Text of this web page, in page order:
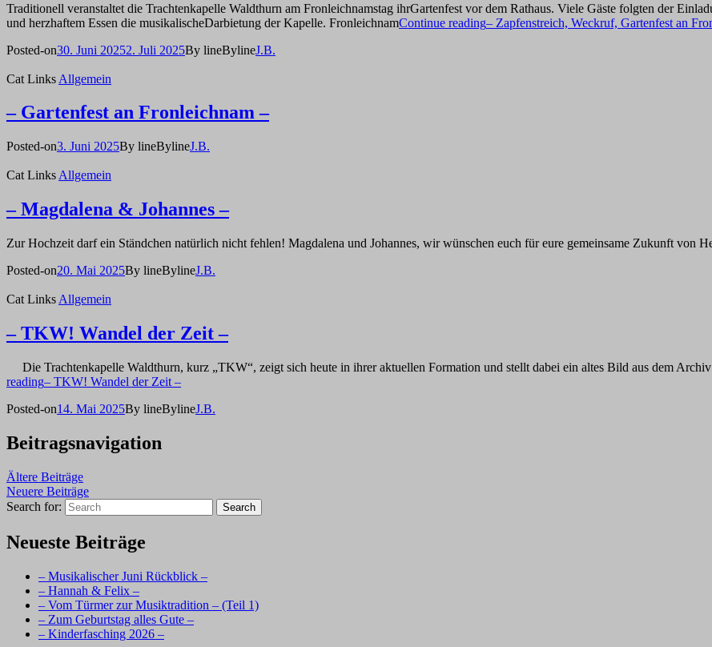
Traditionell veranstaltet die Trachtenkapelle Waldthurn am Fronleichnamstag ihrGartenfest vor dem Rathaus. Viele Gäste folgten der
und herzhaftem Essen die musikalischeDarbietung der Kapelle. FronleichnamContinue reading– Zapfenstreich, Weckruf, Gartenfest an
Posted-on30. Juni 20252. Juli 2025By lineBylineJ.B.
Cat Links Allgemein
– Gartenfest an Fronleichnam –
Posted-on3. Juni 2025By lineBylineJ.B.
Cat Links Allgemein
– Magdalena & Johannes –
Zur Hochzeit darf ein Ständchen natürlich nicht fehlen! Magdalena und Johannes, wir wünschen euch für eure gemeinsame Zukunft von
Posted-on20. Mai 2025By lineBylineJ.B.
Cat Links Allgemein
– TKW! Wandel der Zeit –
Die Trachtenkapelle Waldthurn, kurz „TKW“, zeigt sich heute in ihrer aktuellen Formation und stellt dabei ein altes Bild aus dem
reading– TKW! Wandel der Zeit –
Posted-on14. Mai 2025By lineBylineJ.B.
Beitragsnavigation
Ältere Beiträge
Neuere Beiträge
Search for:
Search
Neueste Beiträge
– Musikalischer Juni Rückblick –
– Hannah & Felix –
– Vom Türmer zur Musiktradition – (Teil 1)
– Zum Geburtstag alles Gute –
– Kinderfasching 2026 –